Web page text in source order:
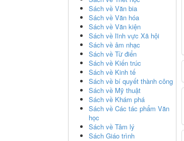
Sách về Văn bia
Sách về Văn hóa
Sách về Văn kiện
Sách về lĩnh vực Xã hội
Sách về âm nhạc
Sách về Từ điển
Sách về Kiến trúc
Sách về Kinh tế
Sách về bí quyết thành công
Sách về Mỹ thuật
Sách về Khám phá
Sách về Các tác phẩm Văn
học
Sách về Tâm lý
Sách Giáo trình